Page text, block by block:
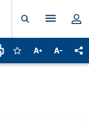
Ouvrir laMenu
Connectez-vous
Augmenter la